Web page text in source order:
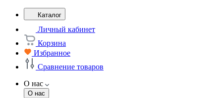
Каталог
Личный кабинет
Корзина
Избранное
Сравнение товаров
О нас
О нас